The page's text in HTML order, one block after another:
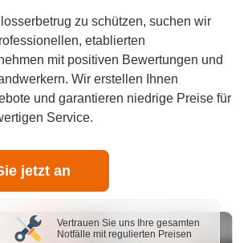
zu schützen, suchen wir
etablierten
mit positiven Bewertungen und
Wir erstellen Ihnen
und garantieren niedrige Preise für
Service.
jetzt an
Vertrauen Sie uns Ihre gesamten
Notfälle mit regulierten Preisen